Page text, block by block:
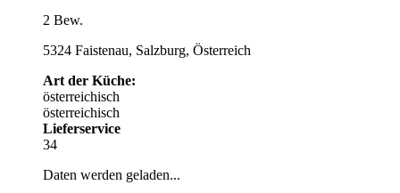
2 Bew.
5324 Faistenau, Salzburg, Österreich
Art der Küche:
österreichisch
österreichisch
Lieferservice
34
Daten werden geladen...